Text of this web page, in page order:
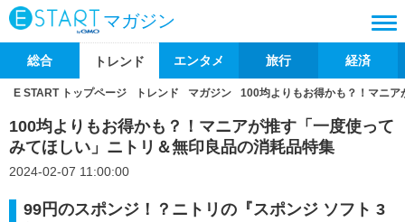
マガジン
総合 トレンド エンタメ 旅行 経済
E START トップページ トレンド マガジン 100均よりもお得かも？！マニ
100均よりもお得かも？！マニアが推す「一度使って
みてほしい」ニトリ＆無印良品の消耗品特集
2024-02-07 11:00:00
99円のスポンジ！？ニトリの『スポンジ ソフト 3